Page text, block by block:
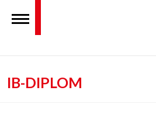
IB-DIPLOM